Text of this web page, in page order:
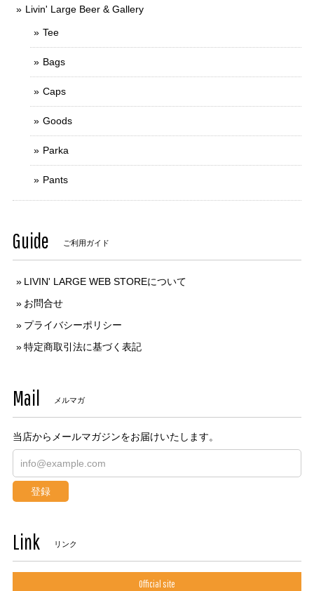
Livin' Large Beer & Gallery
Tee
Bags
Caps
Goods
Parka
Pants
Guide ご利用ガイド
LIVIN' LARGE WEB STOREについて
お問合せ
プライバシーポリシー
特定商取引法に基づく表記
Mail メルマガ
当店からメールマガジンをお届けいたします。
登録
Link リンク
Official site